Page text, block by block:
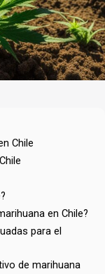
Chile
en Chile?
para el
de marihuana